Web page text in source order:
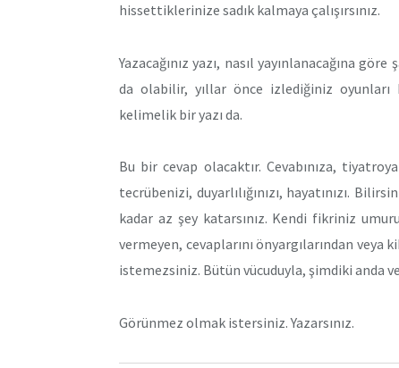
hissettiklerinize sadık kalmaya çalışırsınız.
Yazacağınız yazı, nasıl yayınlanacağına
da olabilir, yıllar önce izlediğiniz
kelimelik bir yazı da.
Bu bir cevap olacaktır. Cevabınıza,
tecrübenizi, duyarlılığınızı, hayatınızı.
kadar az şey katarsınız. Kendi fikriniz
vermeyen, cevaplarını önyargılarından
istemezsiniz. Bütün vücuduyla, şimdiki anda
Görünmez olmak istersiniz. Yazarsınız.